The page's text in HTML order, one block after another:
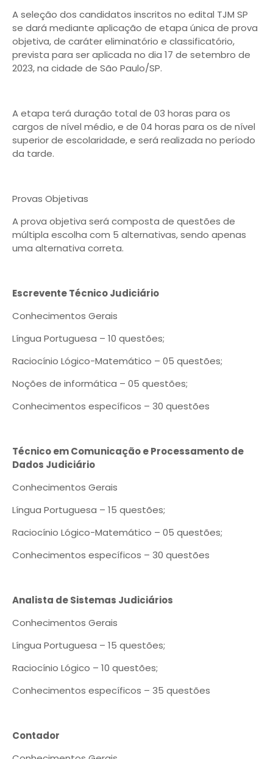
A seleção dos candidatos inscritos no edital TJM SP
se dará mediante aplicação de etapa única de prova
objetiva, de caráter eliminatório e classificatório,
prevista para ser aplicada no dia 17 de setembro de
2023, na cidade de São Paulo/SP.
A etapa terá duração total de 03 horas para os
cargos de nível médio, e de 04 horas para os de nível
superior de escolaridade, e será realizada no período
da tarde.
Provas Objetivas
A prova objetiva será composta de questões de
múltipla escolha com 5 alternativas, sendo apenas
uma alternativa correta.
Escrevente Técnico Judiciário
Conhecimentos Gerais
Língua Portuguesa – 10 questões;
Raciocínio Lógico-Matemático – 05 questões;
Noções de informática – 05 questões;
Conhecimentos específicos – 30 questões
Técnico em Comunicação e Processamento de
Dados Judiciário
Conhecimentos Gerais
Língua Portuguesa – 15 questões;
Raciocínio Lógico-Matemático – 05 questões;
Conhecimentos específicos – 30 questões
Analista de Sistemas Judiciários
Conhecimentos Gerais
Língua Portuguesa – 15 questões;
Raciocínio Lógico – 10 questões;
Conhecimentos específicos – 35 questões
Contador